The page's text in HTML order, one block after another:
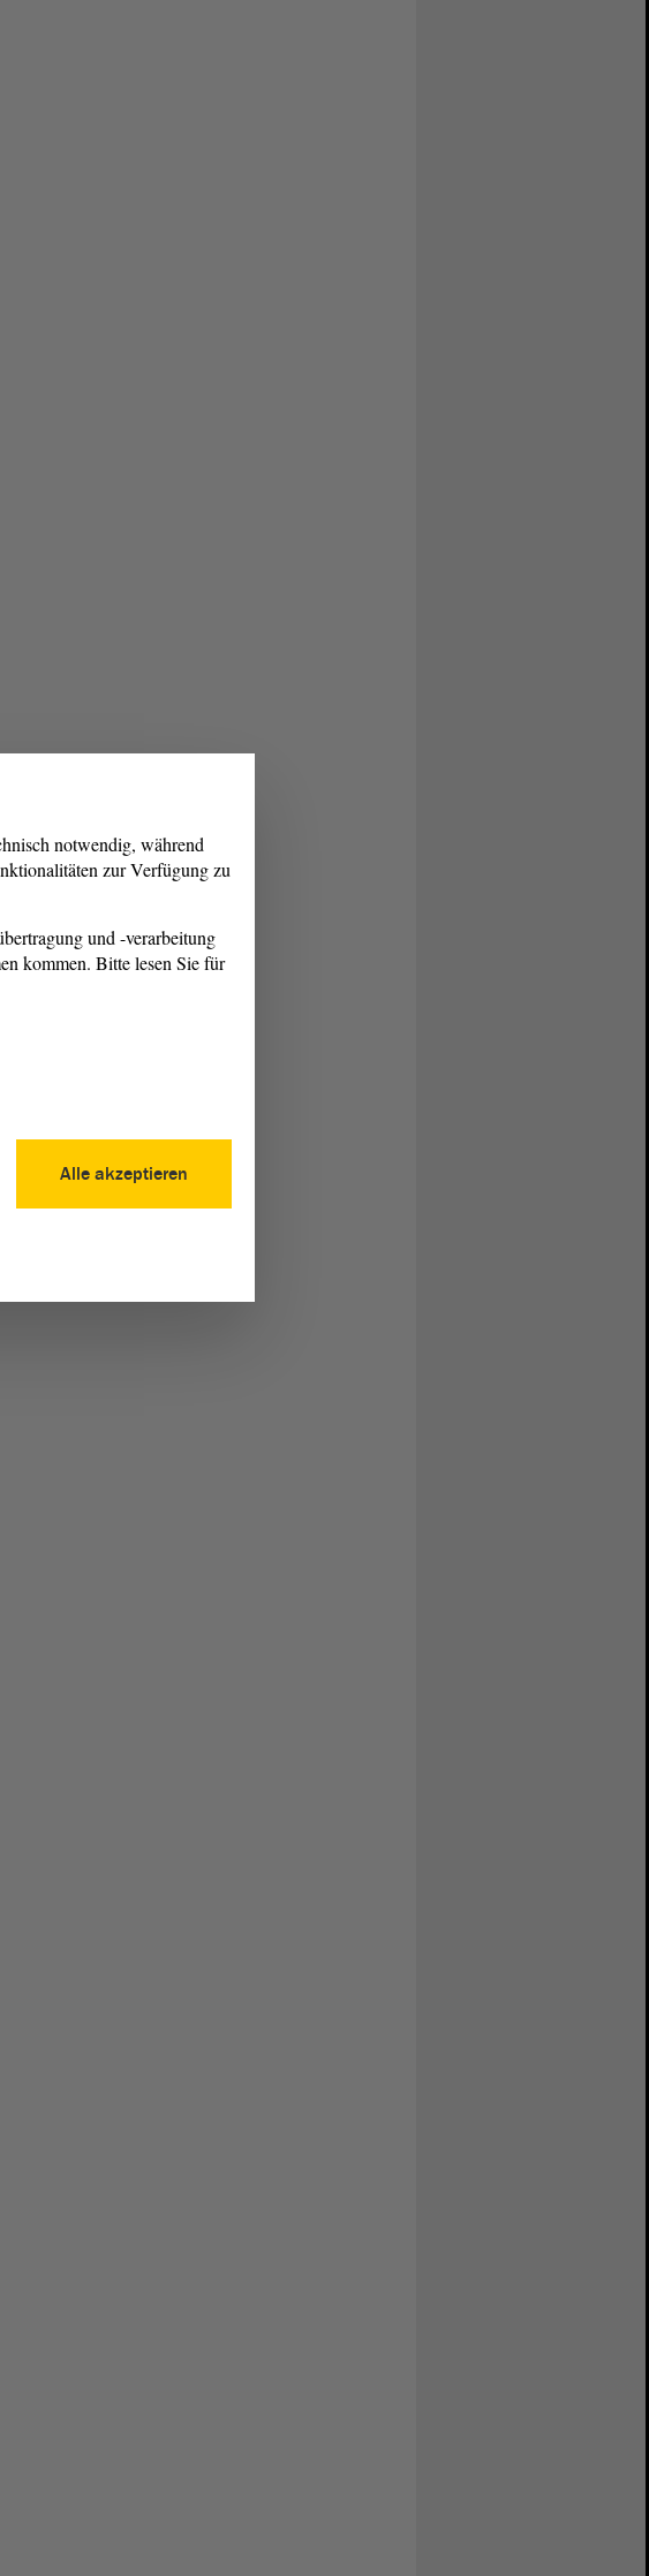
notwendig, während
zur Verfügung zu
und -verarbeitung
kommen. Bitte lesen Sie für
Alle akzeptieren